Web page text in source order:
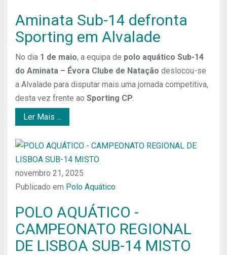
Aminata Sub-14 defronta
Sporting em Alvalade
No dia 1 de maio, a equipa de polo aquático Sub-14
do Aminata – Évora Clube de Natação deslocou-se
a Alvalade para disputar mais uma jornada competitiva,
desta vez frente ao Sporting CP.
Ler Mais ...
novembro 21, 2025
Publicado em Polo Aquático
POLO AQUÁTICO -
CAMPEONATO REGIONAL
DE LISBOA SUB-14 MISTO